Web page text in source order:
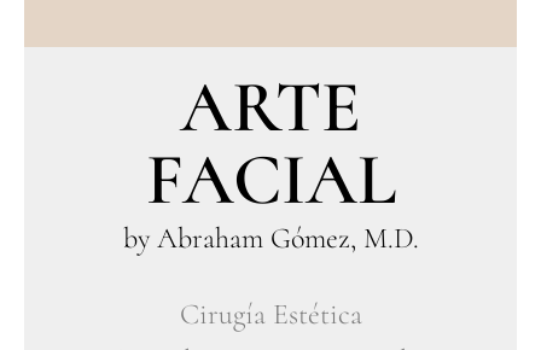
ARTE
FACIAL
by Abraham Gómez, M.D.
Cirugía Estética